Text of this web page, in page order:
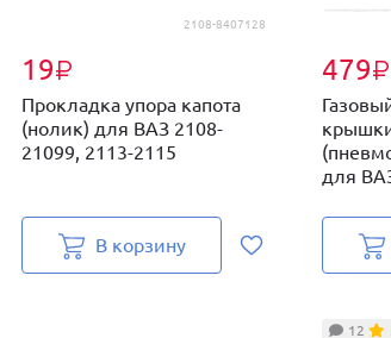
2108-8407128
19₽
Прокладка упора капота
(нолик) для ВАЗ 2108-
21099, 2113-2115
В корзину
479₽
для
12